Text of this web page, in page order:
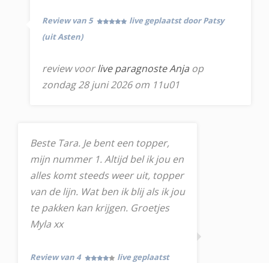
Review van 5
live geplaatst door Patsy
(uit Asten)
review voorlive paragnoste Anja op
zondag 28 juni 2026 om 11u01
Beste Tara. Je bent een topper,
mijn nummer 1. Altijd bel ik jou en
alles komt steeds weer uit, topper
van de lijn. Wat ben ik blij als ik jou
te pakken kan krijgen. Groetjes
Myla xx
Review van 4
live geplaatst